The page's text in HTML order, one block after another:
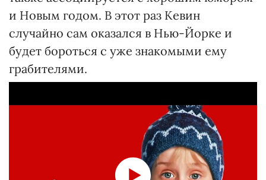
и Новым годом. В этот раз Кевин
случайно сам оказался в Нью-Йорке и
будет бороться с уже знакомыми ему
грабителями.